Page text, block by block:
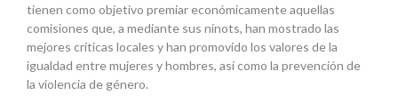
tienen como objetivo premiar económicamente aquellas
comisiones que, a mediante sus ninots, han mostrado las
mejores críticas locales y han promovido los valores de la
igualdad entre mujeres y hombres, así como la prevención de
la violencia de género.